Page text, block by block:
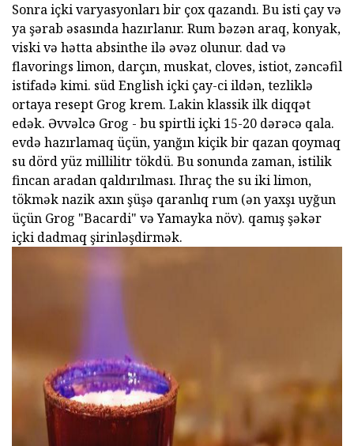
Sonra içki varyasyonları bir çox qazandı. Bu isti çay və
ya şərab əsasında hazırlanır. Rum bəzən araq, konyak,
viski və hətta absinthe ilə əvəz olunur. dad və
flavorings limon, darçın, muskat, cloves, istiot, zəncəfil
istifadə kimi. süd English içki çay-ci ildən, tezliklə
ortaya resept Grog krem. Lakin klassik ilk diqqət
edək. Əvvəlcə Grog - bu spirtli içki 15-20 dərəcə qala.
evdə hazırlamaq üçün, yanğın kiçik bir qazan qoymaq
su dörd yüz millilitr tökdü. Bu sonunda zaman, istilik
fincan aradan qaldırılması. Ihraç the su iki limon,
tökmək nazik axın şüşə qaranlıq rum (ən yaxşı uyğun
üçün Grog "Bacardi" və Yamayka növ). qamış şəkər
içki dadmaq şirinləşdirmək.